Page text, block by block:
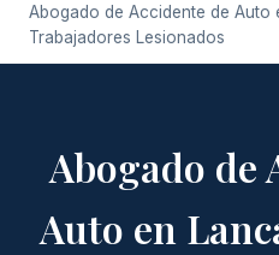
Abogado de Accidente de Auto
Trabajadores Lesionados
Abogado de
Auto en